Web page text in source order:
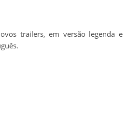
trailers, em versão legenda e